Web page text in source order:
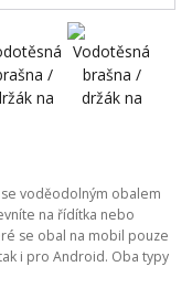
voděodolným obalem
na řídítka nebo
se obal na mobil pouze
i pro Android. Oba typy